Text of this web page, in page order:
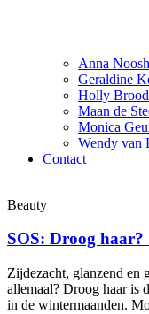
Anna
Geraldine
Holly Brood
Maan de
Monica
Wendy van
Contact
Beauty
SOS: Droog
Zijdezacht, glanzend en
allemaal? Droog haar is
in de wintermaanden.